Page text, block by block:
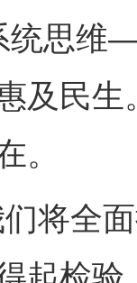
统思
及民生
。
全面